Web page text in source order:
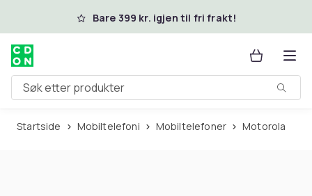
Hopp til hovedinnholdBare 399 kr. igjen til fri frakt!
Søk etter produkter
Startside Mobiltelefoni Mobiltelefoner Motorola